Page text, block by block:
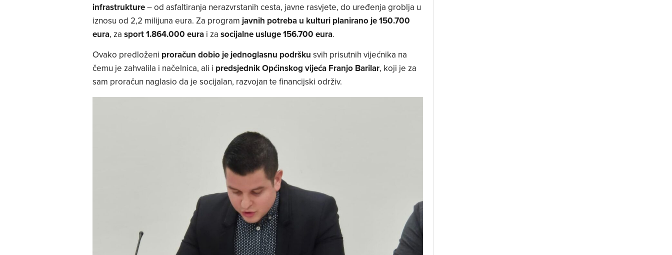
infrastrukture– od asfaltiranja nerazvrstanih cesta, javne rasvjete, do uređenja groblja u
iznosu od 2,2 milijuna eura. Za program javnih potreba u kulturi planirano je 150.700
eura, za sport 1.864.000 eurai za socijalne usluge 156.700 eura.
Ovako predloženi proračun dobio je jednoglasnu podršku svih prisutnih vijećnika na
čemu je zahvalila i načelnica, ali i predsjednik Općinskog vijeća Franjo Barilar, koji je za
sam proračun naglasio da je socijalan, razvojan te financijski održiv.